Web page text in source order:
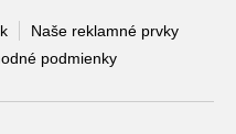
Naše reklamné prvky
podmienky